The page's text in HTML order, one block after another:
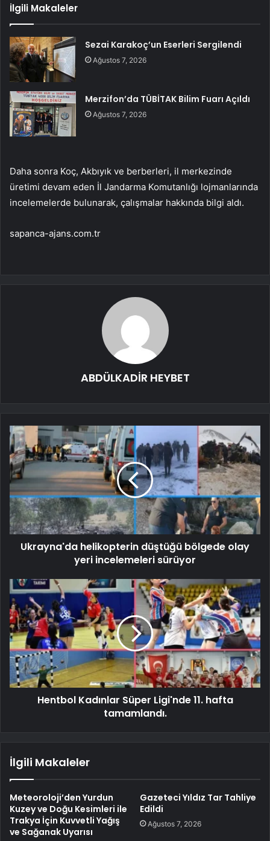
İlgili Makaleler
Sezai Karakoç’un Eserleri Sergilendi
Ağustos 7, 2026
Merzifon’da TÜBİTAK Bilim Fuarı Açıldı
Ağustos 7, 2026
Daha sonra Koç, Akbıyık ve berberleri, il merkezinde
üretimi devam eden İl Jandarma Komutanlığı lojmanlarında
incelemelerde bulunarak, çalışmalar hakkında bilgi aldı.
sapanca-ajans.com.tr
ABDÜLKADİR HEYBET
Ukrayna'da helikopterin düştüğü bölgede olay
yeri incelemeleri sürüyor
Hentbol Kadınlar Süper Ligi'nde 11. hafta
tamamlandı.
İlgili Makaleler
Meteoroloji’den Yurdun
Kuzey ve Doğu Kesimleri ile
Trakya İçin Kuvvetli Yağış
ve Sağanak Uyarısı
Gazeteci Yıldız Tar Tahliye
Edildi
Ağustos 7, 2026